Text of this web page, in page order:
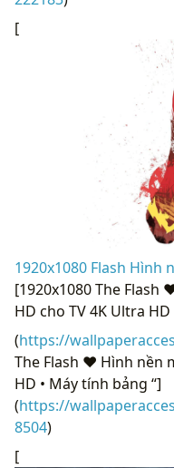
[
1920x1080 Flash Hình
[1920x1080 The Flash
HD cho TV 4K Ultra
(https://
The Flash ❤ Hình nền
HD • Máy tính bảng “]
(https://
8504)
[